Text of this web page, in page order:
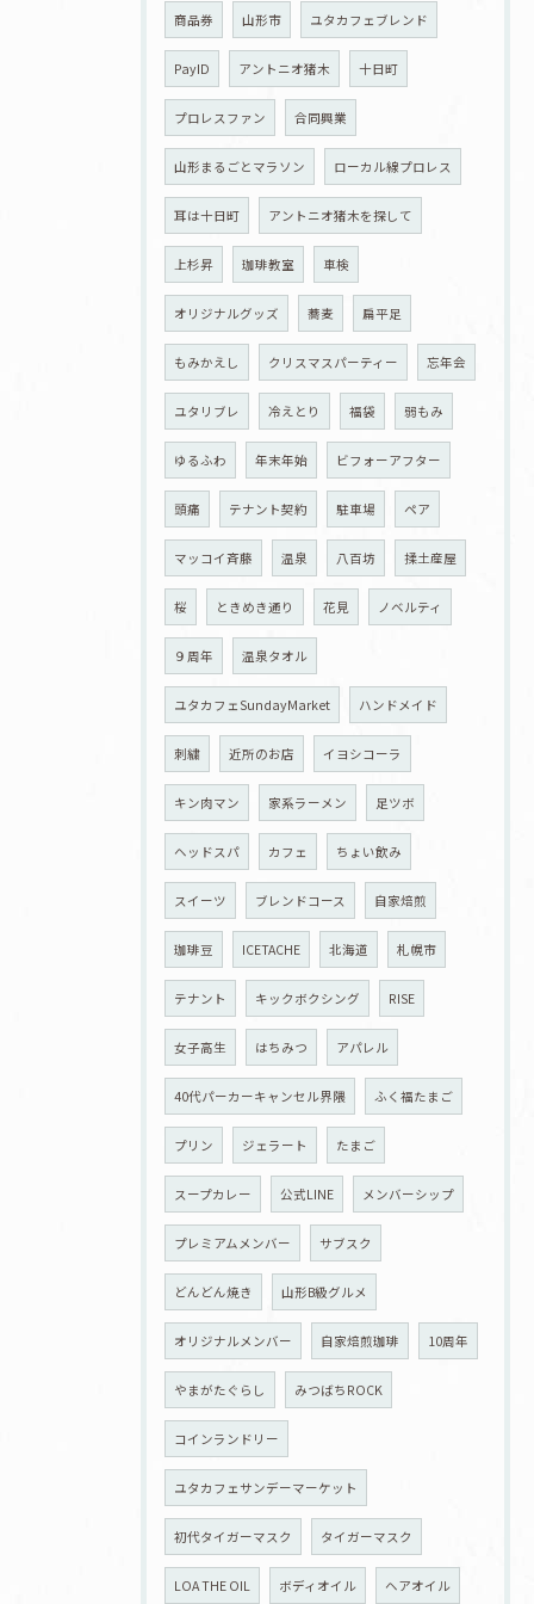
商品券 山形市 ユタカフェブレンド
PayID アントニオ猪木 十日町
プロレスファン 合同興業
山形まるごとマラソン ローカル線プロレス
耳は十日町 アントニオ猪木を探して
上杉昇 珈琲教室 車検
オリジナルグッズ 蕎麦 扁平足
もみかえし クリスマスパーティー 忘年会
ユタリブレ 冷えとり 福袋 弱もみ
ゆるふわ 年末年始 ビフォーアフター
頭痛 テナント契約 駐車場 ペア
マッコイ斉藤 温泉 八百坊 揉土産屋
桜 ときめき通り 花見 ノベルティ
９周年 温泉タオル
ユタカフェSundayMarket ハンドメイド
刺繍 近所のお店 イヨシコーラ
キン肉マン 家系ラーメン 足ツボ
ヘッドスパ カフェ ちょい飲み
スイーツ ブレンドコース 自家焙煎
珈琲豆 ICETACHE 北海道 札幌市
テナント キックボクシング RISE
女子高生 はちみつ アパレル
40代パーカーキャンセル界隈 ふく福たまご
プリン ジェラート たまご
スープカレー 公式LINE メンバーシップ
プレミアムメンバー サブスク
どんどん焼き 山形B級グルメ
オリジナルメンバー 自家焙煎珈琲 10周年
やまがたぐらし みつばちROCK
コインランドリー
ユタカフェサンデーマーケット
初代タイガーマスク タイガーマスク
LOA THE OIL ボディオイル ヘアオイル